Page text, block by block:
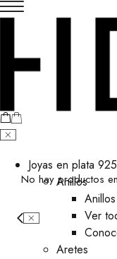
No hay productos
Joyas en plata 925
Anillos
Ver
Aretes